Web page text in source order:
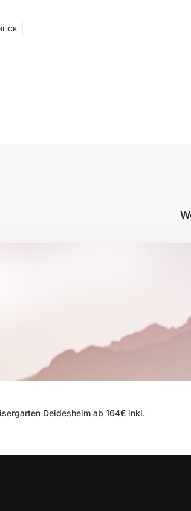
Deidesheim ab 164€ inkl.